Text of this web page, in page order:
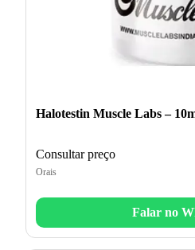
Halotestin Muscle Labs –
Consultar preço
Orais
Falar no